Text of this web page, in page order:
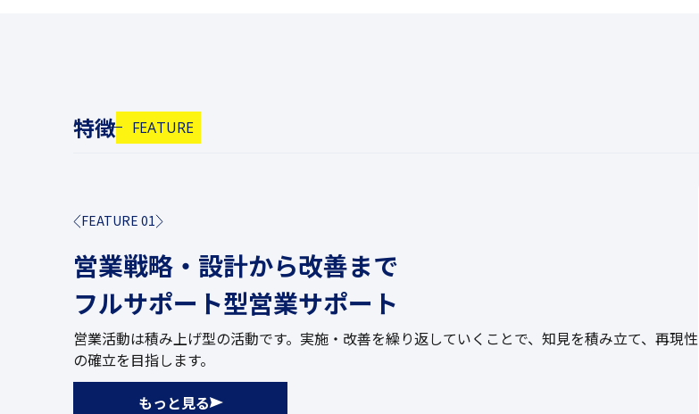
特徴 FEATURE
FEATURE 01
営業戦略・設計から改善まで
フルサポート型営業サポート
営業活動は積み上げ型の活動です。実施・改善を繰り返していくことで、知見を積み立て、再現性
の確立を目指します。
もっと見る